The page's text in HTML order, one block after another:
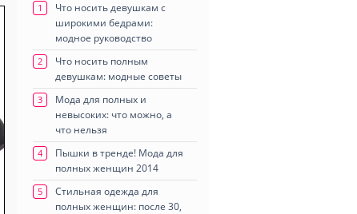
1
Что носить девушкам с
широкими бедрами:
модное руководство
2
Что носить полным
девушкам: модные советы
3
Мода для полных и
невысоких: что можно, а
что нельзя
4
Пышки в тренде! Мода для
полных женщин 2014
5
Стильная одежда для
полных женщин: после 30,